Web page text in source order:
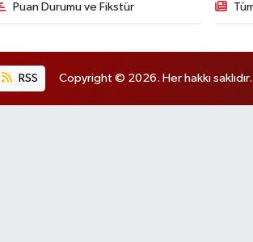
Puan Durumu ve Fikstür
RSS Copyright © 2026. Her hakkı saklıdır.